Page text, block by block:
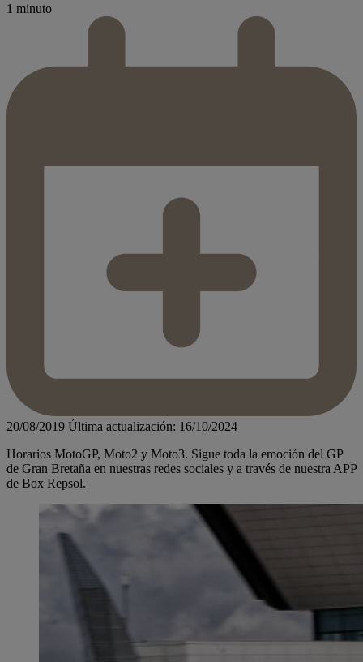
1 minuto
20/08/2019 Última actualización: 16/10/2024
Horarios MotoGP, Moto2 y Moto3. Sigue toda la emoción del GP
de Gran Bretaña en nuestras redes sociales y a través de nuestra APP
de Box Repsol.